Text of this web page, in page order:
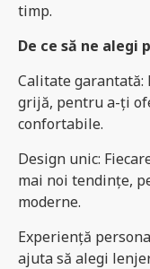
timp.
​De ce să ne alegi
​Calitate garantată:
grijă, pentru a-ți
confortabile.
​Design unic:
mai noi tendințe,
moderne.
​Experiență
ajuta să alegi